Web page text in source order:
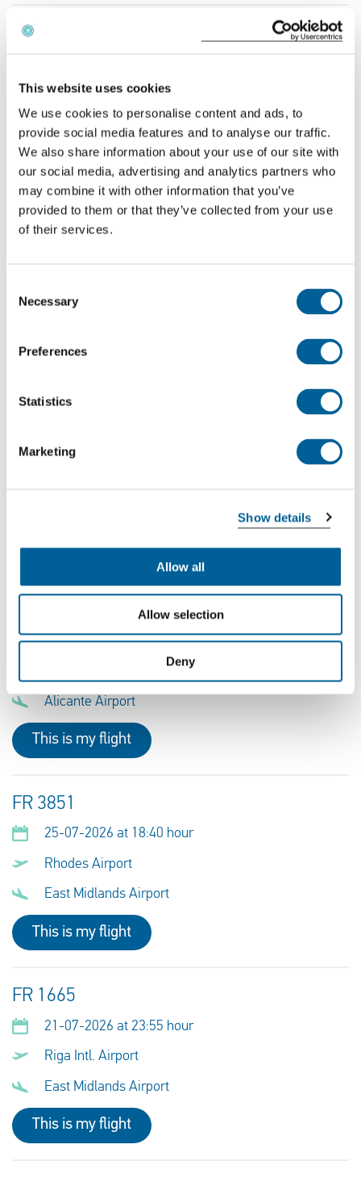
This website uses cookies
We use cookies to personalise content and ads, to
provide social media features and to analyse our traffic.
We also share information about your use of our site with
our social media, advertising and analytics partners who
may combine it with other information that you’ve
provided to them or that they’ve collected from your use
of their services.
Selection
Necessary
Preferences
Statistics
Marketing
Show details
Allow all
Allow selection
Deny
FR 1941
Katowice Intl. Airport
East Midlands Airport
This is my flight
LS 602
This is my flight
03-08-2026 at 18:15 hour
This is my flight
02-08-2026 at 08:05 hour
East Midlands Airport
Alicante Airport
This is my flight
FR 3851
25-07-2026 at 18:40 hour
Rhodes Airport
East Midlands Airport
This is my flight
FR 1665
21-07-2026 at 23:55 hour
Riga Intl. Airport
East Midlands Airport
This is my flight